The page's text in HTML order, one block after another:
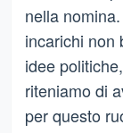
nella
incarichi non
idee
riteniamo di
per questo